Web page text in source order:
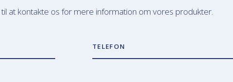
at kontakte os for mere information om vores produkter.
TELEFON